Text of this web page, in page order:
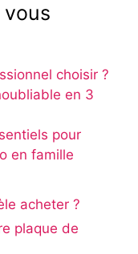
choisir ?
en 3
pour
en famille
acheter ?
plaque de